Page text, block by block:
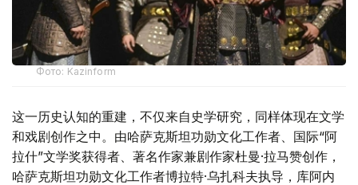
Фото: Kazinform
这一历史认知的重建，不仅来自史学研究，同样体现在文学
和戏剧创作之中。由哈萨克斯坦功勋文化工作者、国际“阿
拉什”文学奖获得者、著名作家兼剧作家杜曼·拉马赞创作，
哈萨克斯坦功勋文化工作者博拉特·乌扎科夫执导，库阿内